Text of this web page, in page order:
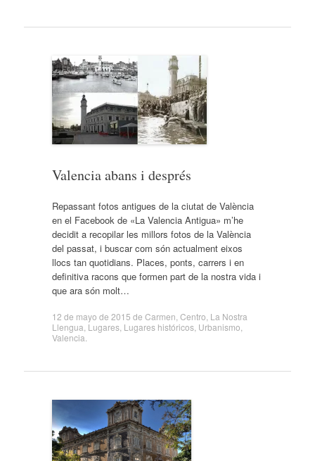
Valencia abans i després
Repassant fotos antigues de la ciutat de València
en el Facebook de «La Valencia Antigua» m’he
decidit a recopilar les millors fotos de la València
del passat, i buscar com són actualment eixos
llocs tan quotidians. Places, ponts, carrers i en
definitiva racons que formen part de la nostra vida i
que ara són molt…
12 de mayo de 2015 de Carmen Centro La Nostra
Llengua Lugares, Lugares históricos, Urbanismo
Valencia